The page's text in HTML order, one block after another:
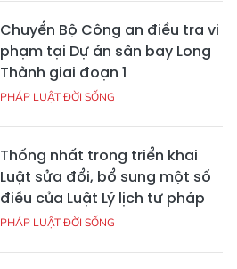
Chuyển Bộ Công an điều tra vi
phạm tại Dự án sân bay Long
Thành giai đoạn 1
PHÁP LUẬT ĐỜI SỐNG
Thống nhất trong triển khai
Luật sửa đổi, bổ sung một số
điều của Luật Lý lịch tư pháp
PHÁP LUẬT ĐỜI SỐNG